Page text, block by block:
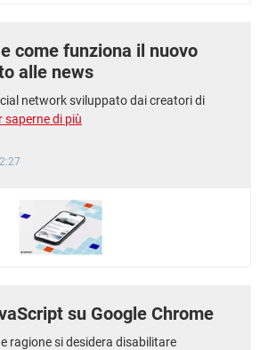
come funziona il nuovo
alle news
network sviluppato dai creatori di
saperne di più
su Google Chrome
ragione si desidera disabilitare